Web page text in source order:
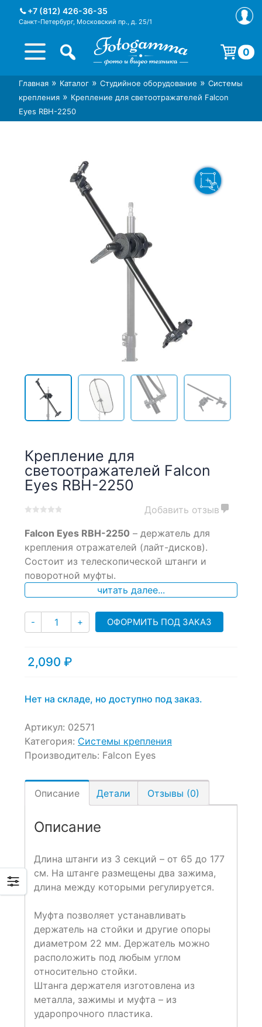
+7 (812) 426-36-35
Санкт-Петербург, Московский пр., д. 25/1
Интернет-магазин фототехники
Foto-Gamma в СПб
Магазин фотоаксессуаров foto-
gamma.ru
0
Корзина пуста.
Главная » Каталог » Студийное оборудование » Системы
крепления » Крепление для светоотражателей Falcon
Eyes RBH-2250
Крепление для
светоотражателей Falcon
Eyes RBH-2250
out
based
on
customer
ratings
Добавить отзыв
Falcon Eyes RBH-2250 – держатель для
крепления отражателей (лайт-дисков).
Состоит из телескопической штанги и
поворотной муфты.
читать далее...
- Количество
+ ОФОРМИТЬ ПОД ЗАКАЗ
2,090 ₽
Нет на складе, но доступно под заказ.
Артикул: 02571
Категория: Системы крепления
Производитель: Falcon Eyes
Описание Детали Отзывы (0)
Описание
Длина штанги из 3 секций – от 65 до 177
см. На штанге размещены два зажима,
длина между которыми регулируется.
Муфта позволяет устанавливать
держатель на стойки и другие опоры
диаметром 22 мм. Держатель можно
расположить под любым углом
относительно стойки.
Штанга держателя изготовлена из
металла, зажимы и муфта – из
ударопрочного пластика.